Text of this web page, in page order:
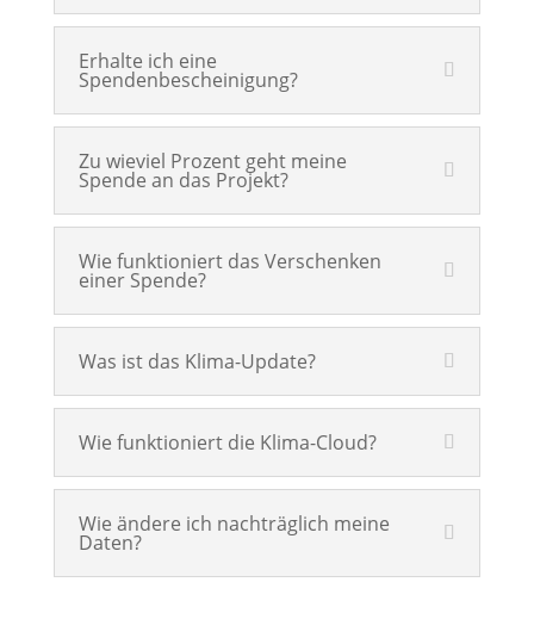
Erhalte ich eine
Spendenbescheinigung?
Zu wieviel Prozent geht meine
Spende an das Projekt?
Wie funktioniert das Verschenken
einer Spende?
Was ist das Klima-Update?
Wie funktioniert die Klima-Cloud?
Wie ändere ich nachträglich meine
Daten?